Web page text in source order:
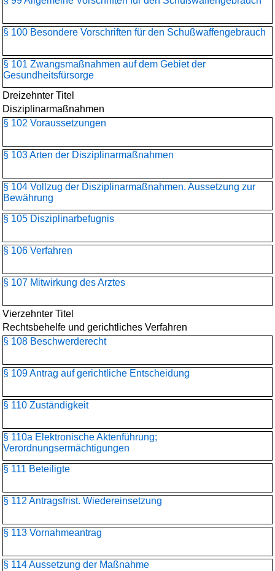
§ 100 Besondere Vorschriften für den Schußwaffengebrauch
§ 101 Zwangsmaßnahmen auf dem Gebiet der
Gesundheitsfürsorge
Dreizehnter Titel
Disziplinarmaßnahmen
§ 102 Voraussetzungen
§ 103 Arten der Disziplinarmaßnahmen
§ 104 Vollzug der Disziplinarmaßnahmen. Aussetzung zur
Bewährung
§ 105 Disziplinarbefugnis
§ 106 Verfahren
§ 107 Mitwirkung des Arztes
Vierzehnter Titel
Rechtsbehelfe und gerichtliches Verfahren
§ 108 Beschwerderecht
§ 109 Antrag auf gerichtliche Entscheidung
§ 110 Zuständigkeit
§ 110a Elektronische Aktenführung;
Verordnungsermächtigungen
§ 111 Beteiligte
§ 112 Antragsfrist. Wiedereinsetzung
§ 113 Vornahmeantrag
§ 114 Aussetzung der Maßnahme